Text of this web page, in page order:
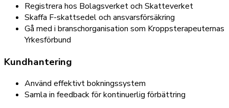
Registrera hos Bolagsverket och Skatteverket
Skaffa F-skattsedel och ansvarsförsäkring
Gå med i branschorganisation som Kroppsterapeuternas
Yrkesförbund
Kundhantering
Använd effektivt bokningssystem
Samla in feedback för kontinuerlig förbättring